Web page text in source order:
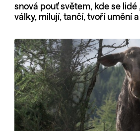
snová pouť světem, kde se lidé
války, milují, tančí, tvoří umění a